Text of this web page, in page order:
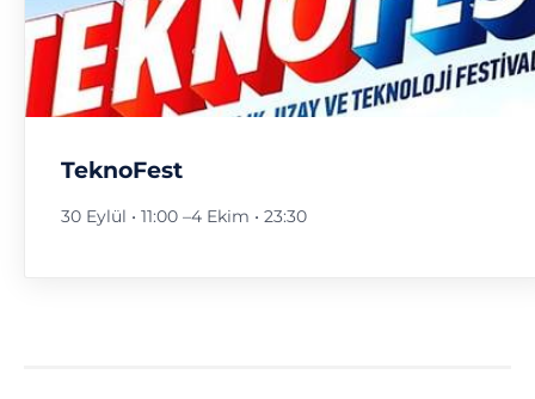
TeknoFest
30 Eylül • 11:00 –4 Ekim • 23:30